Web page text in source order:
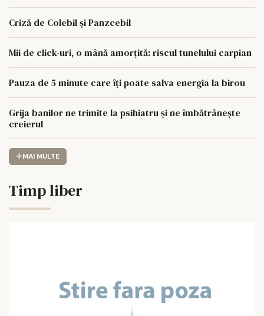
Criză de Colebil și Panzcebil
Mii de click-uri, o mână amorțită: riscul tunelului carpian
Pauza de 5 minute care îți poate salva energia la birou
Grija banilor ne trimite la psihiatru și ne îmbătrânește
creierul
MAI MULTE
Timp liber